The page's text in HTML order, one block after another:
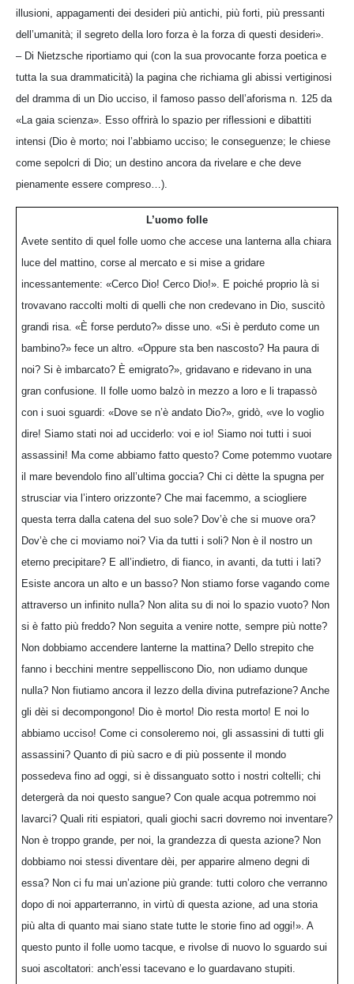
illusioni, appagamenti dei desideri più antichi, più forti, più pressanti
dell’umanità; il segreto della loro forza è la forza di questi desideri».
– Di Nietzsche riportiamo qui (con la sua provocante forza poetica e
tutta la sua drammaticità) la pagina che richiama gli abissi vertiginosi
del dramma di un Dio ucciso, il famoso passo dell’aforisma n. 125 da
«La gaia scienza». Esso offrirà lo spazio per riflessioni e dibattiti
intensi (Dio è morto; noi l’abbiamo ucciso; le conseguenze; le chiese
come sepolcri di Dio; un destino ancora da rivelare e che deve
pienamente essere compreso…).
L’uomo folle
Avete sentito di quel folle uomo che accese una lanterna alla chiara
luce del mattino, corse al mercato e si mise a gridare
incessantemente: «Cerco Dio! Cerco Dio!». E poiché proprio là si
trovavano raccolti molti di quelli che non credevano in Dio, suscitò
grandi risa. «È forse perduto?» disse uno. «Si è perduto come un
bambino?» fece un altro. «Oppure sta ben nascosto? Ha paura di
noi? Si è imbarcato? È emigrato?», gridavano e ridevano in una
gran confusione. Il folle uomo balzò in mezzo a loro e li trapassò
con i suoi sguardi: «Dove se n’è andato Dio?», gridò, «ve lo voglio
dire! Siamo stati noi ad ucciderlo: voi e io! Siamo noi tutti i suoi
assassini! Ma come abbiamo fatto questo? Come potemmo vuotare
il mare bevendolo fino all’ultima goccia? Chi ci dètte la spugna per
strusciar via l’intero orizzonte? Che mai facemmo, a sciogliere
questa terra dalla catena del suo sole? Dov’è che si muove ora?
Dov’è che ci moviamo noi? Via da tutti i soli? Non è il nostro un
eterno precipitare? E all’indietro, di fianco, in avanti, da tutti i lati?
Esiste ancora un alto e un basso? Non stiamo forse vagando come
attraverso un infinito nulla? Non alita su di noi lo spazio vuoto? Non
si è fatto più freddo? Non seguita a venire notte, sempre più notte?
Non dobbiamo accendere lanterne la mattina? Dello strepito che
fanno i becchini mentre seppelliscono Dio, non udiamo dunque
nulla? Non fiutiamo ancora il lezzo della divina putrefazione? Anche
gli dèi si decompongono! Dio è morto! Dio resta morto! E noi lo
abbiamo ucciso! Come ci consoleremo noi, gli assassini di tutti gli
assassini? Quanto di più sacro e di più possente il mondo
possedeva fino ad oggi, si è dissanguato sotto i nostri coltelli; chi
detergerà da noi questo sangue? Con quale acqua potremmo noi
lavarci? Quali riti espiatori, quali giochi sacri dovremo noi inventare?
Non è troppo grande, per noi, la grandezza di questa azione? Non
dobbiamo noi stessi diventare dèi, per apparire almeno degni di
essa? Non ci fu mai un’azione più grande: tutti coloro che verranno
dopo di noi apparterranno, in virtù di questa azione, ad una storia
più alta di quanto mai siano state tutte le storie fino ad oggi!». A
questo punto il folle uomo tacque, e rivolse di nuovo lo sguardo sui
suoi ascoltatori: anch’essi tacevano e lo guardavano stupiti.